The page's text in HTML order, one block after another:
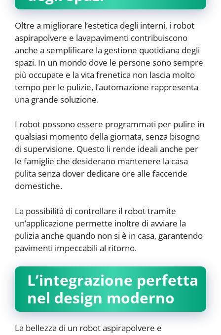
Oltre a migliorare l’estetica degli interni, i robot
aspirapolvere e lavapavimenti contribuiscono
anche a semplificare la gestione quotidiana degli
spazi. In un mondo dove le persone sono sempre
più occupate e la vita frenetica non lascia molto
tempo per le pulizie, l’automazione rappresenta
una grande soluzione.
I robot possono essere programmati per pulire in
qualsiasi momento della giornata, senza bisogno
di supervisione. Questo li rende ideali anche per
le famiglie che desiderano mantenere la casa
pulita senza dover dedicare ore alle faccende
domestiche.
La possibilità di controllare il robot tramite
un’applicazione permette inoltre di avviare la
pulizia anche quando non si è in casa, garantendo
pavimenti impeccabili al ritorno.
L’integrazione perfetta
nel design moderno
La bellezza di un robot aspirapolvere e